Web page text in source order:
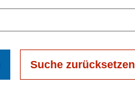
Suche zurücksetzen